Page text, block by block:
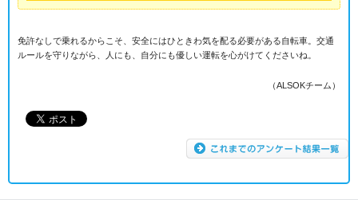
免許なしで乗れるからこそ、安全にはひときわ気を配る必要がある自転車。交通
ルールを守りながら、人にも、自分にも優しい運転を心がけてくださいね。
（ALSOKチーム）